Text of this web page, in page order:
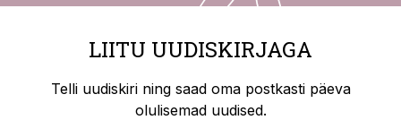
LIITU UUDISKIRJAGA
Telli uudiskiri ning saad oma postkasti päeva
olulisemad uudised.